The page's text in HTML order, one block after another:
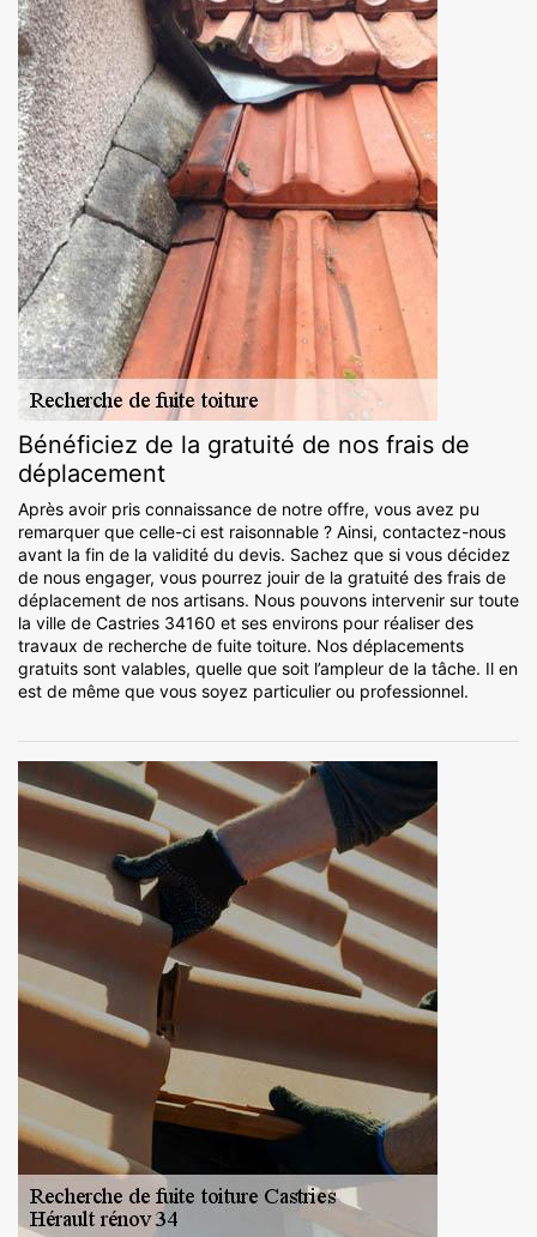
Bénéficiez de la gratuité de nos frais de
déplacement
Après avoir pris connaissance de notre offre, vous avez pu
remarquer que celle-ci est raisonnable ? Ainsi, contactez-nous
avant la fin de la validité du devis. Sachez que si vous décidez
de nous engager, vous pourrez jouir de la gratuité des frais de
déplacement de nos artisans. Nous pouvons intervenir sur toute
la ville de Castries 34160 et ses environs pour réaliser des
travaux de recherche de fuite toiture. Nos déplacements
gratuits sont valables, quelle que soit l’ampleur de la tâche. Il en
est de même que vous soyez particulier ou professionnel.